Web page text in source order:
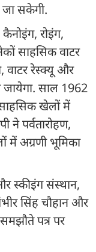
जा सकेगी.
रोइंग,
साहसिक वाटर
वाटर रेस्क्यू और
जायेगा. साल 1962
खेलों में
ने पर्वतारोहण,
में अग्रणी भूमिका
स्कीइंग संस्थान,
सिंह चौहान और
पत्र पर